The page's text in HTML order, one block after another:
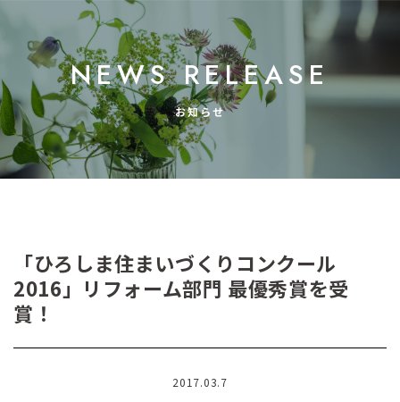
NEWS RELEASE
お知らせ
「ひろしま住まいづくりコンクール
2016」リフォーム部門 最優秀賞を受
賞！
2017.03.7